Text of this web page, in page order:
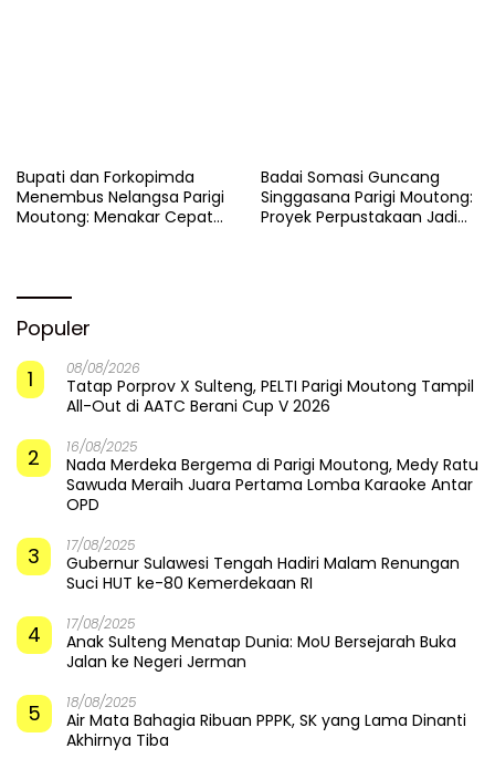
​Bupati dan Forkopimda
Menembus Nelangsa Parigi
Moutong: Menakar Cepat
Badai Somasi Guncang
Singgasana Parigi Moutong:
Proyek Perpustakaan Jadi
Populer
1
08/08/2026
Tatap Porprov X Sulteng, PELTI Parigi Moutong Tampil
All-Out di AATC Berani Cup V 2026
2 16/08/2025
Nada Merdeka Bergema di Parigi Moutong, Medy Ratu
Sawuda Meraih Juara Pertama Lomba Karaoke Antar
OPD
3 17/08/2025
Gubernur Sulawesi Tengah Hadiri Malam Renungan
Suci HUT ke-80 Kemerdekaan RI
4 17/08/2025
Anak Sulteng Menatap Dunia: MoU Bersejarah Buka
Jalan ke Negeri Jerman
5 18/08/2025
Air Mata Bahagia Ribuan PPPK, SK yang Lama Dinanti
Akhirnya Tiba